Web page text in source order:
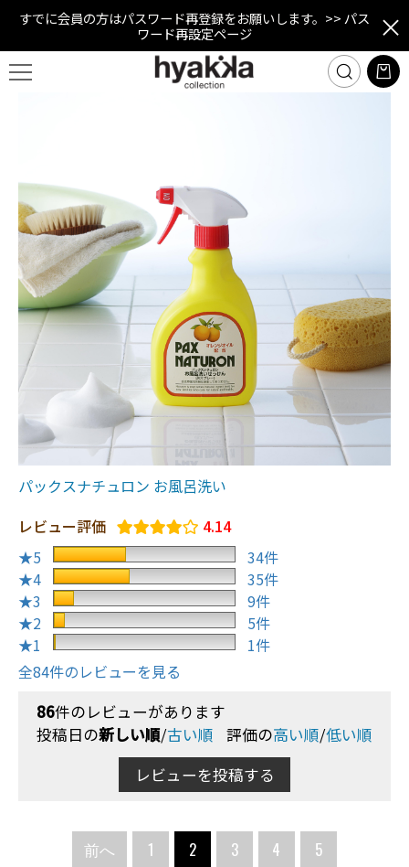
すでに会員の方はパスワード再登録をお願いします。 >> パス
ワード再設定ページ
パックスナチュロン お風呂洗い
レビュー評価
4.14
★5
34件
★4
35件
★3
9件
★2
5件
★1
1件
全84件のレビューを見る
86件のレビューがあります
投稿日の新しい順/古い順 評価の高い順/低い順
レビューを投稿する
前へ 1 2 3 4
5